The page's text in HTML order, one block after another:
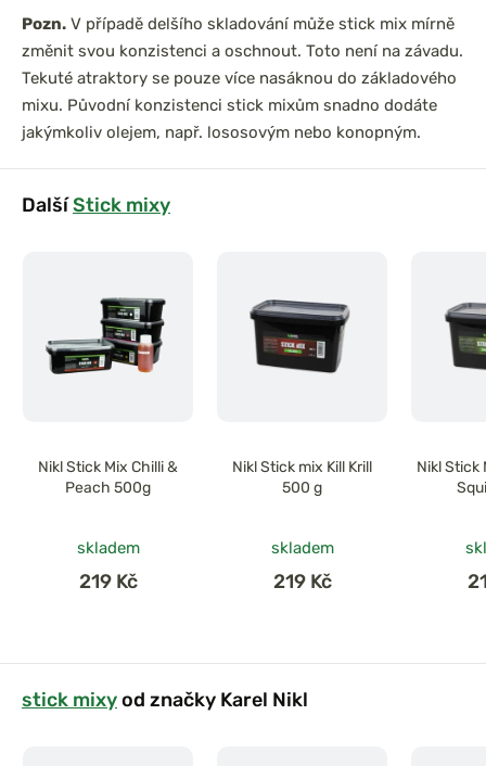
Pozn. V případě delšího skladování může stick mix mírně
změnit svou konzistenci a oschnout. Toto není na závadu.
Tekuté atraktory se pouze více nasáknou do základového
mixu. Původní konzistenci stick mixům snadno dodáte
jakýmkoliv olejem, např. lososovým nebo konopným.
DalšíStick mixy
Nikl Stick Mix Chilli &
Peach 500g
skladem
219 Kč
Nikl Stick mix Kill Krill
500 g
skladem
219 Kč
Nikl Stick
stick mixyod značky Karel Nikl